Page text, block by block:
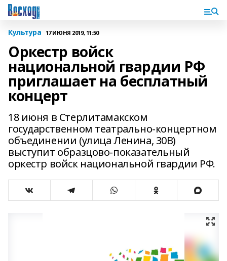
Культура 17 ИЮНЯ 2019, 11:50
Оркестр войск
национальной гвардии РФ
приглашает на бесплатный
концерт
18 июня в Стерлитамакском
государственном театрально-концертном
объединении (улица Ленина, 30В)
выступит образцово-показательный
оркестр войск национальной гвардии РФ.